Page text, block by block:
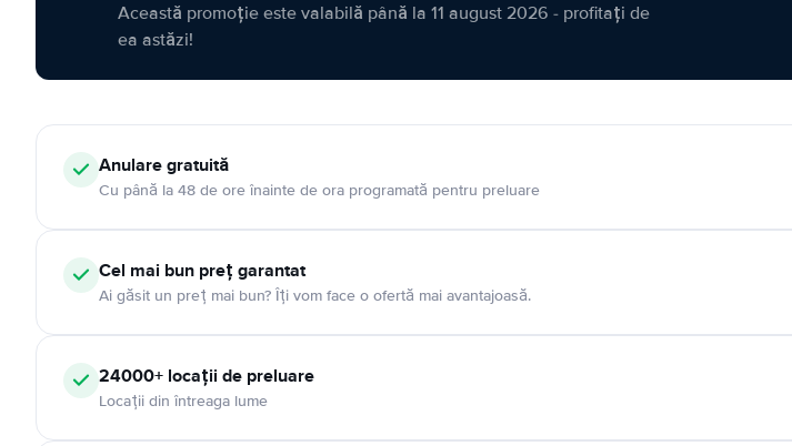
Această promoție este valabilă până la 11 august 2026 - profitați de
ea astăzi!
Anulare gratuită
Cu până la 48 de ore înainte de ora programată pentru preluare
Cel mai bun preț garantat
Ai găsit un preț mai bun? Îți vom face o ofertă mai avantajoasă.
24000+ locații de preluare
Locații din întreaga lume